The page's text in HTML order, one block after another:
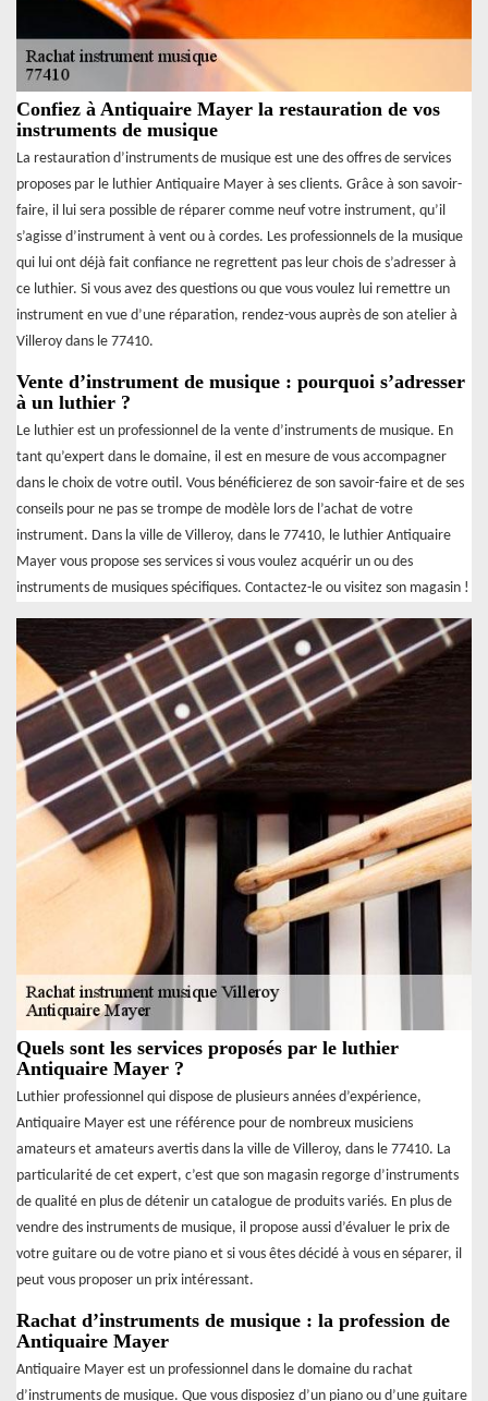
Confiez à Antiquaire Mayer la restauration de vos
instruments de musique
La restauration d’instruments de musique est une des offres de services
proposes par le luthier Antiquaire Mayer à ses clients. Grâce à son savoir-
faire, il lui sera possible de réparer comme neuf votre instrument, qu’il
s’agisse d’instrument à vent ou à cordes. Les professionnels de la musique
qui lui ont déjà fait confiance ne regrettent pas leur chois de s’adresser à
ce luthier. Si vous avez des questions ou que vous voulez lui remettre un
instrument en vue d’une réparation, rendez-vous auprès de son atelier à
Villeroy dans le 77410.
Vente d’instrument de musique : pourquoi s’adresser
à un luthier ?
Le luthier est un professionnel de la vente d’instruments de musique. En
tant qu’expert dans le domaine, il est en mesure de vous accompagner
dans le choix de votre outil. Vous bénéficierez de son savoir-faire et de ses
conseils pour ne pas se trompe de modèle lors de l’achat de votre
instrument. Dans la ville de Villeroy, dans le 77410, le luthier Antiquaire
Mayer vous propose ses services si vous voulez acquérir un ou des
instruments de musiques spécifiques. Contactez-le ou visitez son magasin !
Quels sont les services proposés par le luthier
Antiquaire Mayer ?
Luthier professionnel qui dispose de plusieurs années d’expérience,
Antiquaire Mayer est une référence pour de nombreux musiciens
amateurs et amateurs avertis dans la ville de Villeroy, dans le 77410. La
particularité de cet expert, c’est que son magasin regorge d’instruments
de qualité en plus de détenir un catalogue de produits variés. En plus de
vendre des instruments de musique, il propose aussi d’évaluer le prix de
votre guitare ou de votre piano et si vous êtes décidé à vous en séparer, il
peut vous proposer un prix intéressant.
Rachat d’instruments de musique : la profession de
Antiquaire Mayer
Antiquaire Mayer est un professionnel dans le domaine du rachat
d’instruments de musique. Que vous disposiez d’un piano ou d’une guitare